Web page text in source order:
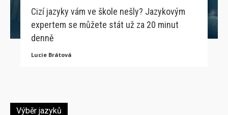
Cizí jazyky vám ve škole nešly? Jazykovým
expertem se můžete stát už za 20 minut
denně
Lucie Brátová
Výběr jazyků